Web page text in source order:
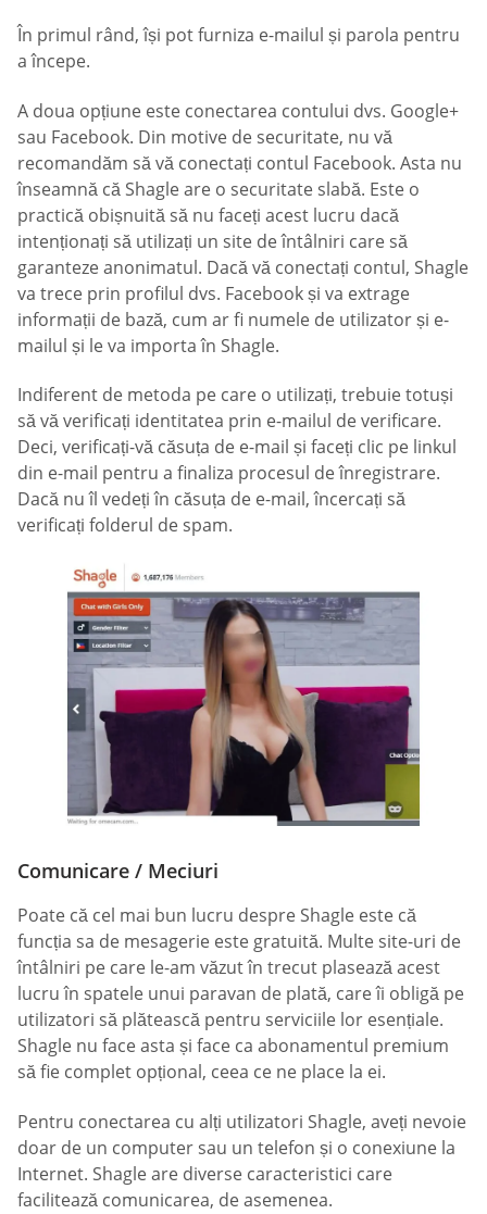
În primul rând, își pot furniza e-mailul și parola pentru
a începe.
A doua opțiune este conectarea contului dvs. Google+
sau Facebook. Din motive de securitate, nu vă
recomandăm să vă conectați contul Facebook. Asta nu
înseamnă că Shagle are o securitate slabă. Este o
practică obișnuită să nu faceți acest lucru dacă
intenționați să utilizați un site de întâlniri care să
garanteze anonimatul. Dacă vă conectați contul, Shagle
va trece prin profilul dvs. Facebook și va extrage
informații de bază, cum ar fi numele de utilizator și e-
mailul și le va importa în Shagle.
Indiferent de metoda pe care o utilizați, trebuie totuși
să vă verificați identitatea prin e-mailul de verificare.
Deci, verificați-vă căsuța de e-mail și faceți clic pe linkul
din e-mail pentru a finaliza procesul de înregistrare.
Dacă nu îl vedeți în căsuța de e-mail, încercați să
verificați folderul de spam.
Comunicare / Meciuri
Poate că cel mai bun lucru despre Shagle este că
funcția sa de mesagerie este gratuită. Multe site-uri de
întâlniri pe care le-am văzut în trecut plasează acest
lucru în spatele unui paravan de plată, care îi obligă pe
utilizatori să plătească pentru serviciile lor esențiale.
Shagle nu face asta și face ca abonamentul premium
să fie complet opțional, ceea ce ne place la ei.
Pentru conectarea cu alți utilizatori Shagle, aveți nevoie
doar de un computer sau un telefon și o conexiune la
Internet. Shagle are diverse caracteristici care
facilitează comunicarea, de asemenea.